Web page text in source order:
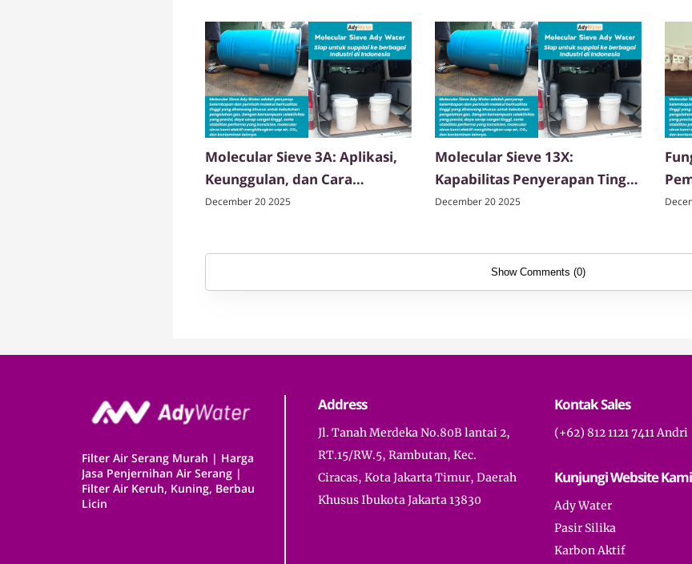
Molecular Sieve 3A: Aplikasi,
Keunggulan, dan Cara
Kerjanya
December 20 2025
Molecular Sieve 13X:
Kapabilitas Penyerapan Tinggi
untuk Gas & Cairan
December 20 2025
Show Comments (0)
Filter Air Serang Murah | Harga
Jasa Penjernihan Air Serang |
Filter Air Keruh, Kuning, Berbau
Licin
Address
Jl. Tanah Merdeka No.80B lantai 2,
RT.15/RW.5, Rambutan, Kec.
Ciracas, Kota Jakarta Timur, Daerah
Khusus Ibukota Jakarta 13830
Kontak Sales
(+62) 812 1121 7411 Andri
Kunjungi Website
Ady Water
Pasir Silika
Karbon Aktif